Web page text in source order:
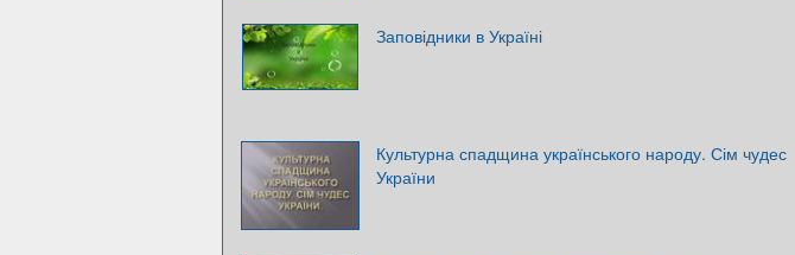
Заповідники в Україні
Культурна спадщина українського народу. Сім чудес
України